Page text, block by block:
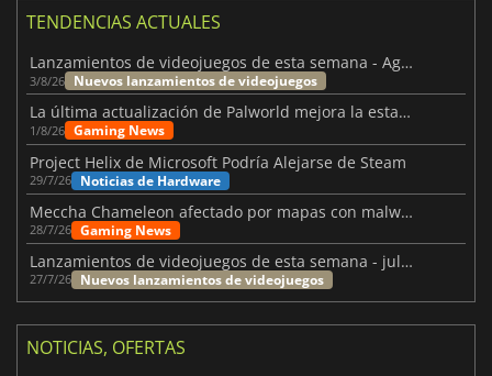
TENDENCIAS ACTUALES
Lanzamientos de videojuegos de esta semana - Agosto de 2026 (semana 32)
3/8/26 Nuevos lanzamientos de videojuegos
La última actualización de Palworld mejora la estabilidad
1/8/26 Gaming News
Project Helix de Microsoft Podría Alejarse de Steam
29/7/26 Noticias de Hardware
Meccha Chameleon afectado por mapas con malware y Discord
28/7/26 Gaming News
Lanzamientos de videojuegos de esta semana - julio 2026 (semana 31)
27/7/26 Nuevos lanzamientos de videojuegos
NOTICIAS, OFERTAS